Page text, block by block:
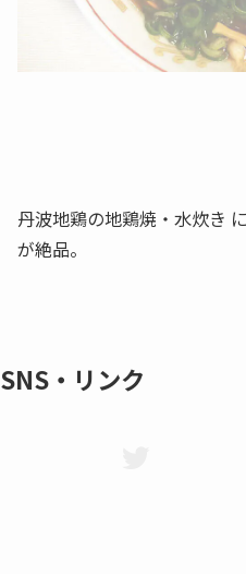
丹波地鶏の地鶏焼・水炊き
が絶品。
SNS・リンク